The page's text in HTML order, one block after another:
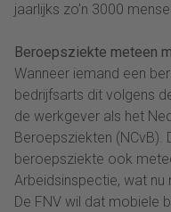
jaarlijks zo’n 3000
Beroepsziekte meteen
Wanneer iemand een
bedrijfsarts dit volgens
de werkgever als het
Beroepsziekten
beroepsziekte ook
Arbeidsinspectie, wat nu
De FNV wil dat mobiele